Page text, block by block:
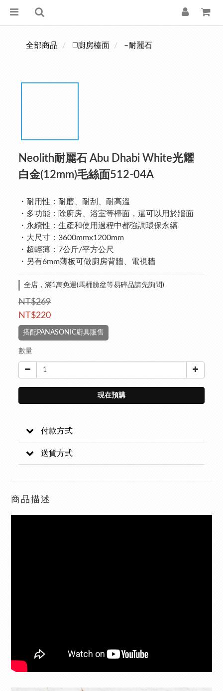
全部商品 ◻️廚房檯面 –耐麗石
Neolith耐麗石 Abu Dhabi White光耀
白金(12mm)毛絲面512-04A
・耐用性：耐磨、耐刮、耐高溫
・多功能：除廚房、浴室等檯面，還可以用於牆面
・永續性：生產和使用過程中都強調環保永續
・大尺寸：3600mmx1200mm
・超輕薄：7公斤/平方公尺
・另有6mm薄板可做廚房背牆、電視牆
全店，滿1萬免運(馬桶臉盆等易碎品請先詢問)
NT$269
NT$220
搭配PANASONIC廚具販售
數量
現在預購
付款方式
送貨方式
商品描述